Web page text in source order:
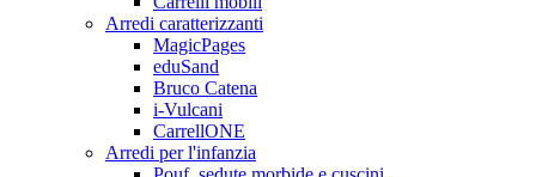
Arredi caratterizzanti
MagicPages
eduSand
Bruco Catena
i-Vulcani
CarrellONE
Arredi per l'infanzia